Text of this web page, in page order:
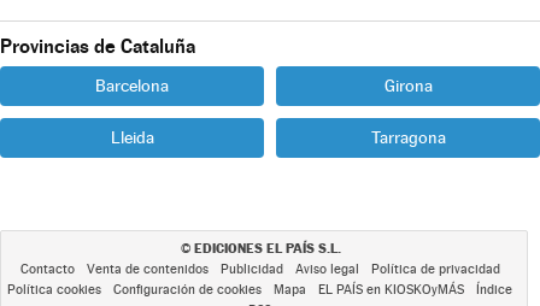
Provincias de Cataluña
Barcelona Girona
Lleida Tarragona
© EDICIONES EL PAÍS S.L.
Contacto Venta de contenidos Publicidad Aviso legal
Política de privacidad
Política cookies
Configuración de cookies Mapa EL PAÍS en KIOSKOyMÁS
Índice